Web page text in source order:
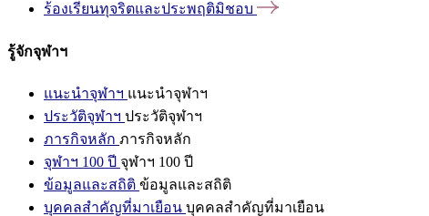
ร้องเรียนทุจริตและประพฤติมิชอบ
รู้จักจุฬาฯ
แนะนำจุฬาฯ แนะนำจุฬาฯ
ประวัติจุฬาฯ ประวัติจุฬาฯ
ภารกิจหลัก ภารกิจหลัก
จุฬาฯ 100 ปี จุฬาฯ 100 ปี
ข้อมูลและสถิติ ข้อมูลและสถิติ
บุคคลสำคัญที่มาเยือน บุคคลสำคัญที่มาเยือน